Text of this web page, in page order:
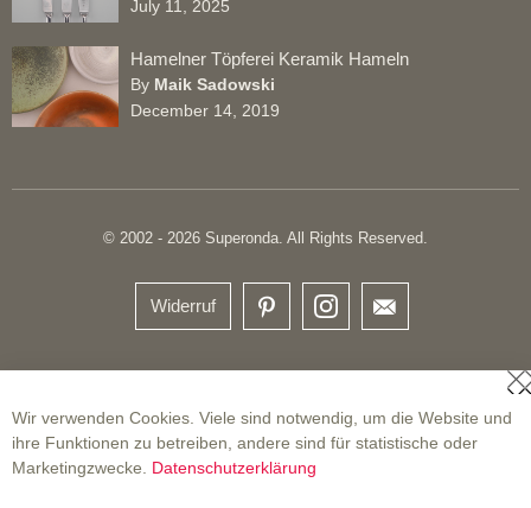
July 11, 2025
Hamelner Töpferei Keramik Hameln
By Maik Sadowski
December 14, 2019
© 2002 - 2026 Superonda. All Rights Reserved.
Widerruf
Wir verwenden Cookies. Viele sind notwendig, um die Website und
ihre Funktionen zu betreiben, andere sind für statistische oder
Marketingzwecke. Datenschutzerklärung